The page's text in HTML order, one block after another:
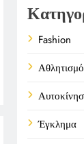
Fashion
Έγκλημα